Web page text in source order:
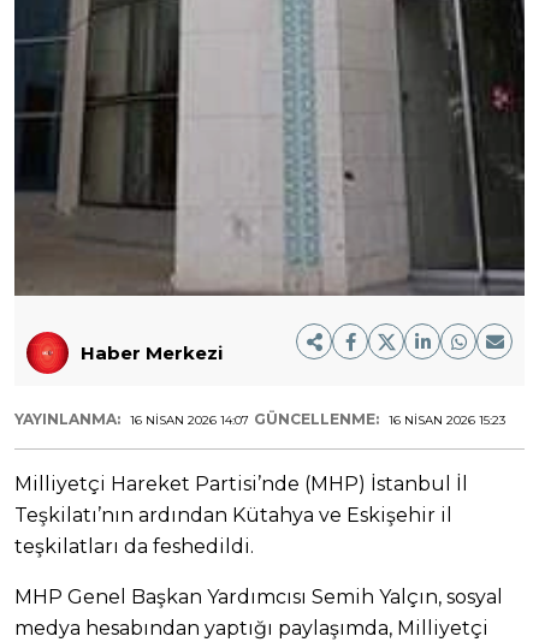
Haber Merkezi
YAYINLANMA: 16 NISAN 2026 14:07 GÜNCELLENME: 16 NISAN 2026 15:23
Milliyetçi Hareket Partisi’nde (MHP) İstanbul İl
Teşkilatı’nın ardından Kütahya ve Eskişehir il
teşkilatları da feshedildi.
MHP Genel Başkan Yardımcısı Semih Yalçın, sosyal
medya hesabından yaptığı paylaşımda, Milliyetçi